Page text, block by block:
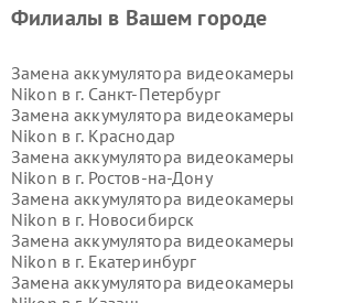
Филиалы в Вашем городе
Замена аккумулятора видеокамеры
Nikon в г. Санкт-Петербург
Замена аккумулятора видеокамеры
Nikon в г. Краснодар
Замена аккумулятора видеокамеры
Nikon в г. Ростов-на-Дону
Замена аккумулятора видеокамеры
Nikon в г. Новосибирск
Замена аккумулятора видеокамеры
Nikon в г. Екатеринбург
Замена аккумулятора видеокамеры